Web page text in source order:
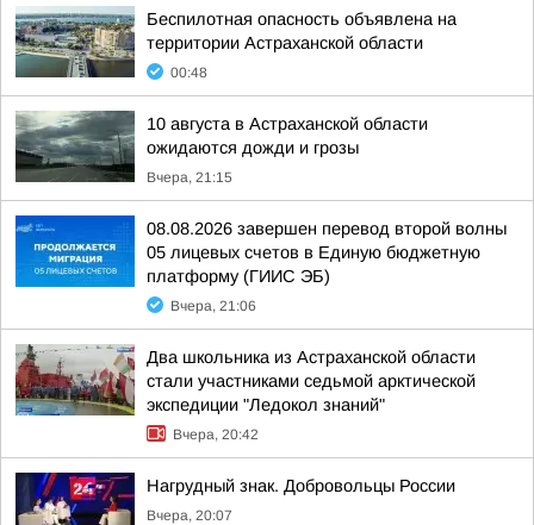
Беспилотная опасность объявлена на
территории Астраханской области
00:48
10 августа в Астраханской области
ожидаются дожди и грозы
Вчера, 21:15
08.08.2026 завершен перевод второй волны
05 лицевых счетов в Единую бюджетную
платформу (ГИИС ЭБ)
Вчера, 21:06
Два школьника из Астраханской области
стали участниками седьмой арктической
экспедиции "Ледокол знаний"
Вчера, 20:42
Нагрудный знак. Добровольцы России
Вчера, 20:07